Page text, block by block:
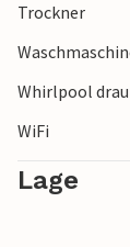
Trockner
Whirlpool
WiFi
Lage